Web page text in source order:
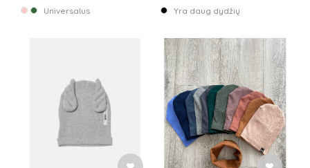
Universalus
Yra daug dydžių